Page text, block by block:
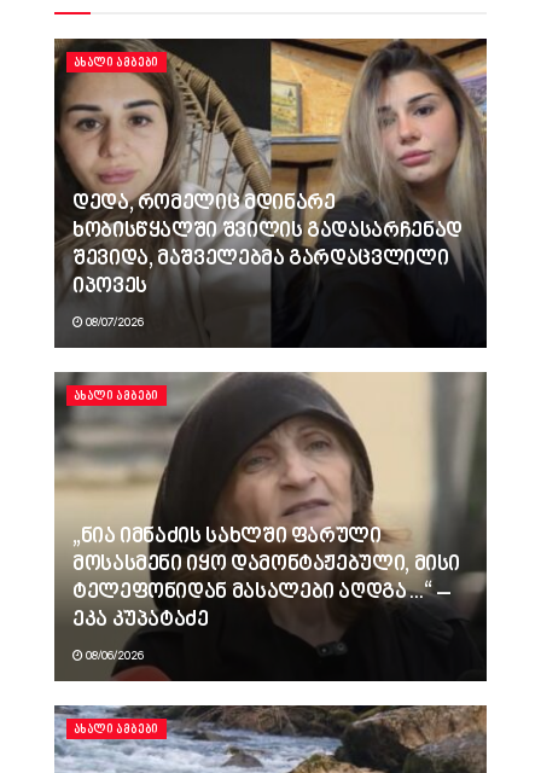
ᲐᲮᲐᲚᲘ ᲐᲛᲑᲔᲑᲘ
დედა, რომელიც მდინარე
ხობისწყალში შვილის გადასარჩენად
შევიდა, მაშველებმა გარდაცვლილი
იპოვეს
08/07/2026
ᲐᲮᲐᲚᲘ ᲐᲛᲑᲔᲑᲘ
„ნია იმნაძის სახლში ფარული
მოსასმენი იყო დამონტაჟებული, მისი
ტელეფონიდან მასალები აღდგა…“ –
ეკა კუპატაძე
08/06/2026
ᲐᲮᲐᲚᲘ ᲐᲛᲑᲔᲑᲘ